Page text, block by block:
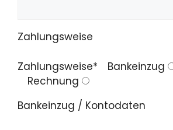
Zahlungsweise
Zahlungsweise*
Bankeinzug
Rechnung
Bankeinzug / Kontodaten